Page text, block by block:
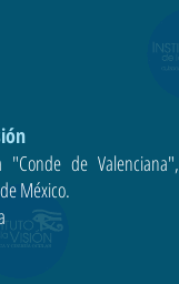
de Valenciana",
México.